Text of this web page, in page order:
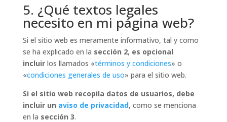
5. ¿Qué textos legales
necesito en mi página web?
Si el sitio web es meramente informativo, tal y como
se ha explicado en la sección 2, es opcional
incluirlos llamados «términos y condiciones» o
«condiciones generales de uso» para el sitio web.
Si el sitio web recopila datos de usuarios, debe
incluir un aviso de privacidad, como se menciona
en la sección 3.